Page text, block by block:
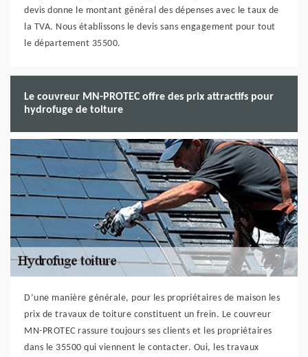
devis donne le montant général des dépenses avec le taux de
la TVA. Nous établissons le devis sans engagement pour tout
le département 35500.
Le couvreur MN-PROTEC offre des prix attractifs pour
hydrofuge de toiture
D’une manière générale, pour les propriétaires de maison les
prix de travaux de toiture constituent un frein. Le couvreur
MN-PROTEC rassure toujours ses clients et les propriétaires
dans le 35500 qui viennent le contacter. Oui, les travaux